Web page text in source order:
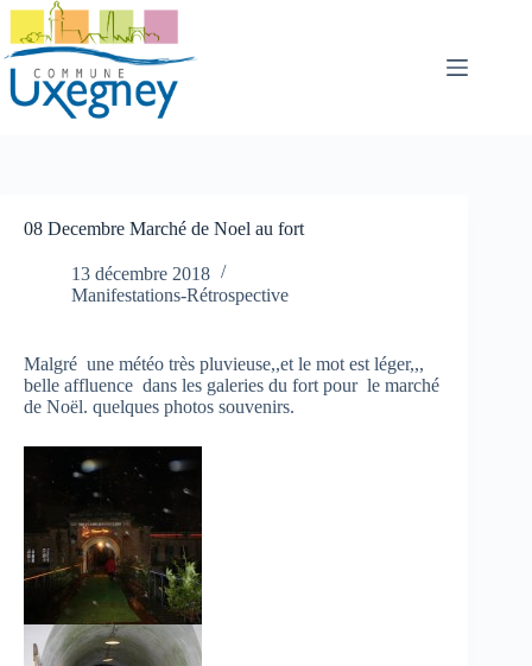
Passer
contenu
08 Decembre Marché de Noel au fort
13 décembre 2018
Manifestations-Rétrospective
Malgré une météo très pluvieuse,,et le mot est léger,,,
belle affluence dans les galeries du fort pour le marché
de Noël. quelques photos souvenirs.